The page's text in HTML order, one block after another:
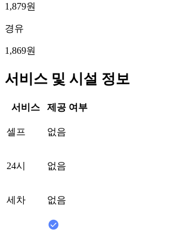
1,879원
경유
1,869원
서비스 및 시설 정보
서비스 제공 여부
셀프 없음
24시 없음
세차 없음